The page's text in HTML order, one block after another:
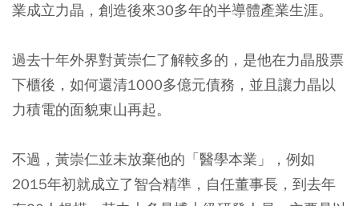
業成立力晶，創造後來30多年的半導體產業生涯。
過去十年外界對黃崇仁了解較多的，是他在力晶股票
下櫃後，如何還清1000多億元債務，並且讓力晶以
力積電的面貌東山再起。
不過，黃崇仁並未放棄他的「醫學本業」，例如
2015年初就成立了智合精準，自任董事長，到去年